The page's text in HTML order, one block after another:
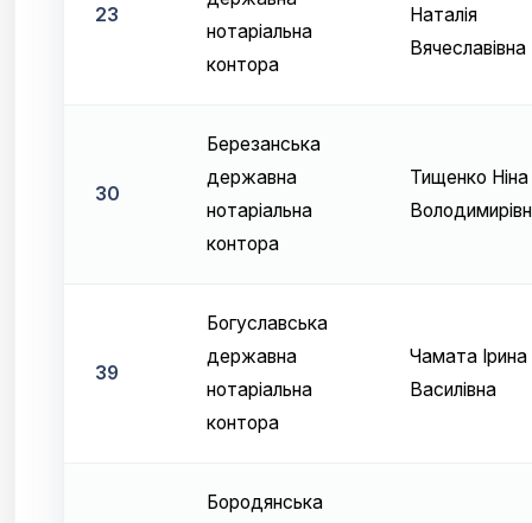
23
нотаріальна
контора
Наталія
Вячеславівна
30
Березанська
державна
нотаріальна
контора
Тищенко Ніна
39
Богуславська
державна
нотаріальна
контора
Чамата Ірина
Василівна
Бородянська